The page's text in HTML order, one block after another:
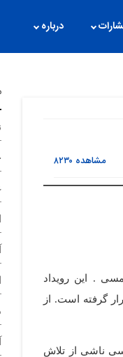
درباره
مشاهده ۸۲۳۰
فرمان مشروطیت در ایران در سال ۱۲۸۵ هجری شمسی . این رویداد
گرفته است. از
ناشی از تلاش